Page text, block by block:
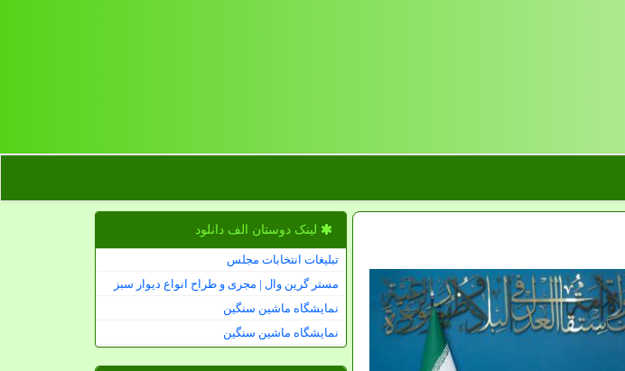
لینک دوستان الف دانلود
تبلیغات انتخابات مجلس
مستر گرین وال | مجری و طراح انواع دیوار سبز
نمایشگاه ماشین سنگین
نمایشگاه ماشین سنگین